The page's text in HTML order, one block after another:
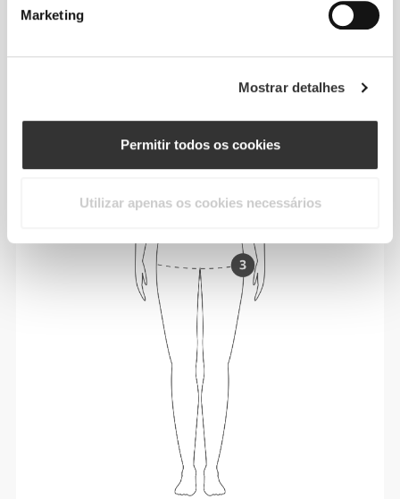
Marketing
Mostrar detalhes
Permitir todos os cookies
Utilizar apenas os cookies necessários